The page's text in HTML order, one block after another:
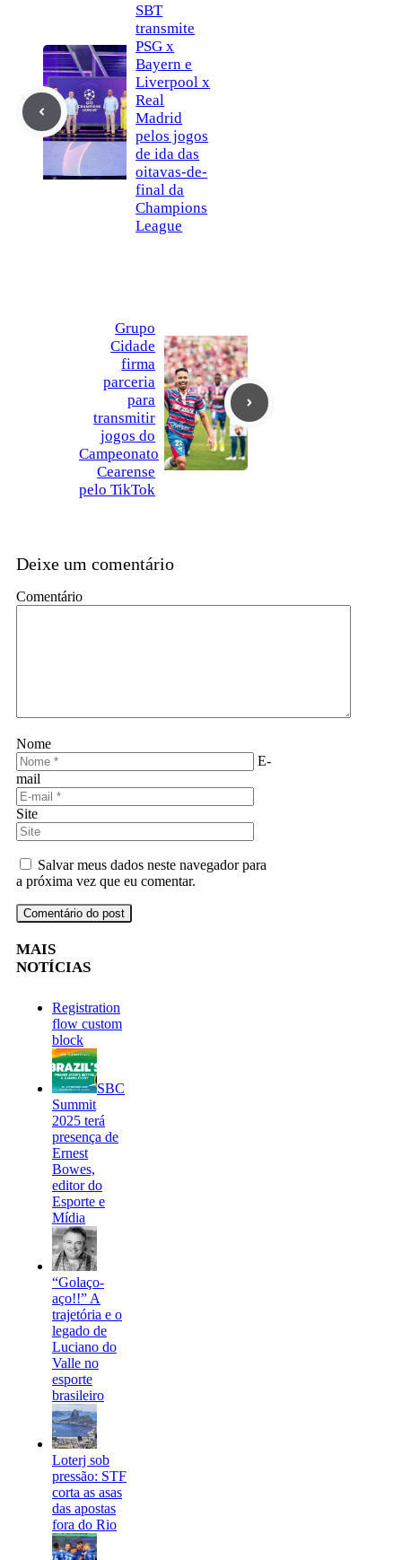
SBT
transmite
PSG x
Bayern e
Liverpool x
Real
Madrid
pelos jogos
de ida das
oitavas-de-
final da
Champions
League
Grupo
Cidade
firma
parceria
para
transmitir
jogos do
Campeonato
Cearense
pelo TikTok
Deixe um comentário
Comentário
Nome
E-
mail
Site
Salvar meus dados neste navegador para
a próxima vez que eu comentar.
MAIS
NOTÍCIAS
Registration
flow custom
block
SBC
Summit
2025 terá
presença de
Ernest
Bowes,
editor do
Esporte e
Mídia
“Golaço-
aço!!” A
trajetória e o
legado de
Luciano do
Valle no
esporte
brasileiro
Loterj sob
pressão: STF
corta as asas
das apostas
fora do Rio